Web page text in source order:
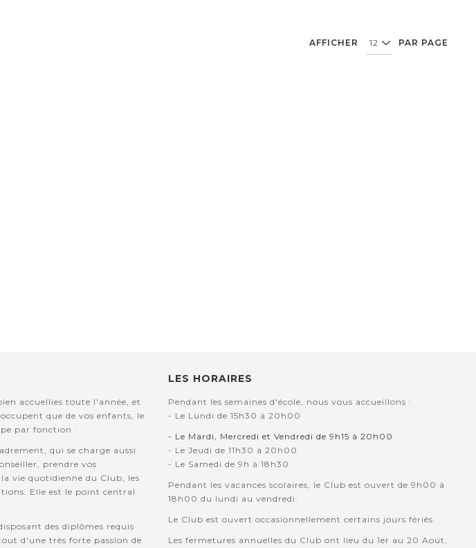
AFFICHER PAR PAGE
accuellies toute l'année, et
que de vos enfants, le
par fonction :
qui se charge aussi
prendre vos
vie quotidienne du Club, les
Elle est le point central
des diplômes requis
d'une très forte passion de
LES HORAIRES
Pendant les semaines d'école, nous vous accueillons :
- Le Lundi de 15h30 à 20h00
- Le Mardi, Mercredi et Vendredi de 9h15 à 20h00
- Le Jeudi de 11h30 à 20h00
- Le Samedi de 9h à 18h30
Pendant les vacances scolaires, le Club est ouvert de 9h00 à
18h00 du lundi au vendredi.
Le Club est ouvert occasionnellement certains jours fériés.
Les fermetures annuelles du Club ont lieu du 1er au 20 Aout,